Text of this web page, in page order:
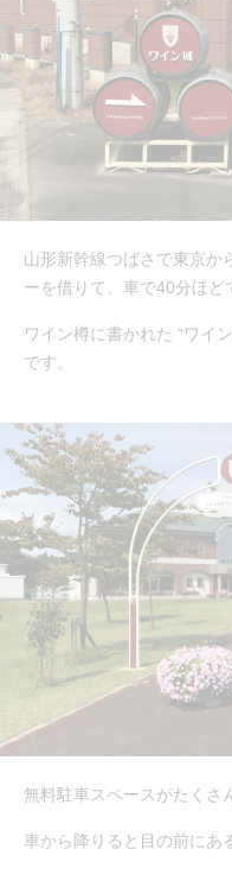
山形新幹線つばさで東京か
ーを借りて、車で40分ほど
ワイン樽に書かれた “ワイ
です。
無料駐車スペースがたくさ
車から降りると目の前にあ